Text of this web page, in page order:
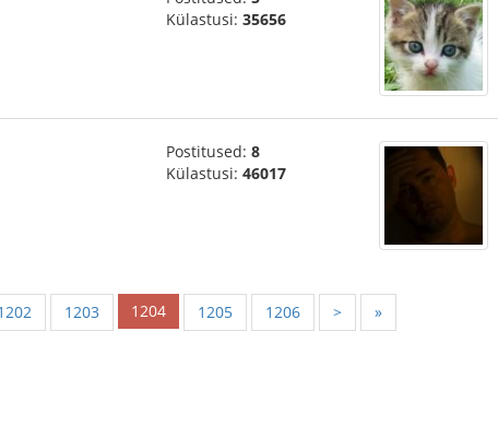
Külastusi: 35656
Postitused: 8
Külastusi: 46017
1203 1204 1205 1206 > »